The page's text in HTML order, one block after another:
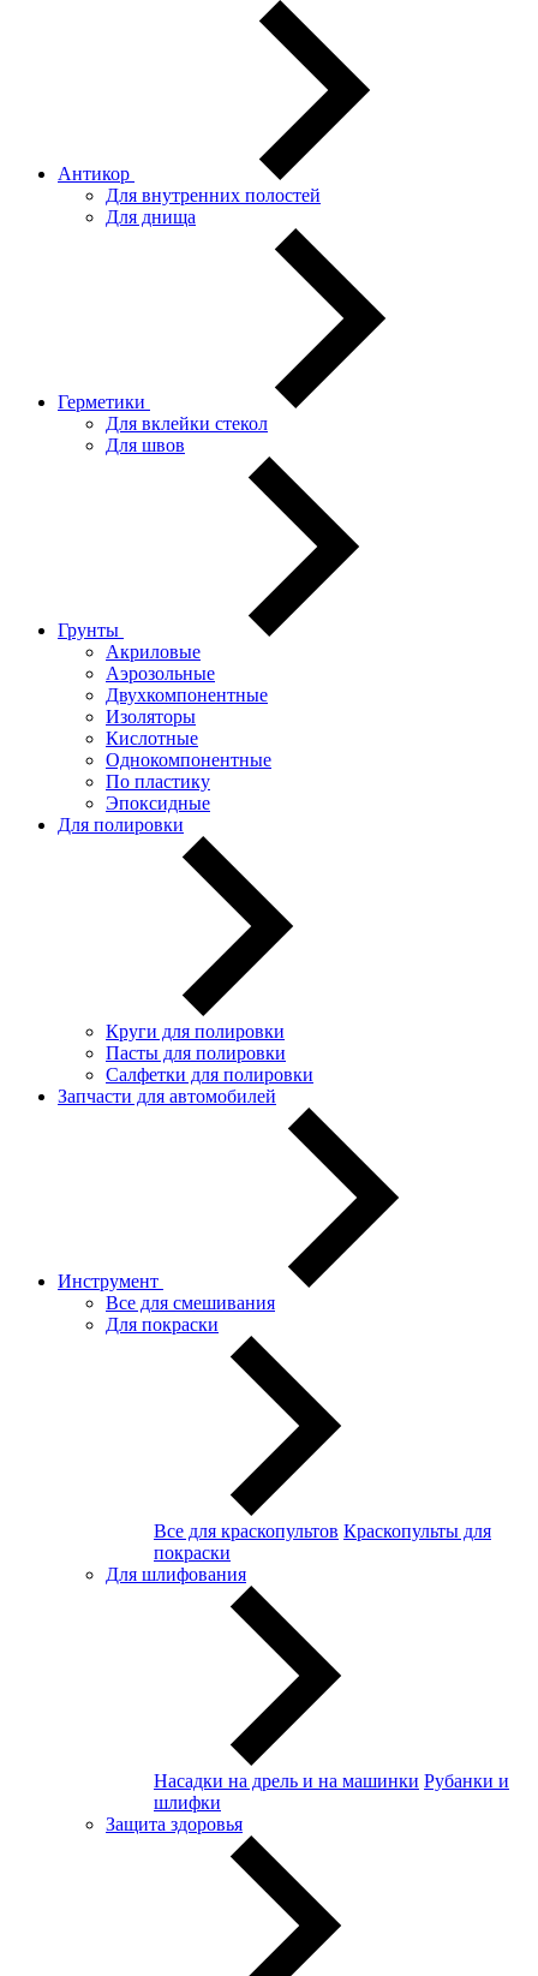
Антикор
Для внутренних полостей
Для днища
Герметики
Для вклейки стекол
Для швов
Грунты
Акриловые
Аэрозольные
Двухкомпонентные
Изоляторы
Кислотные
Однокомпонентные
По пластику
Эпоксидные
Для полировки
Круги для полировки
Пасты для полировки
Салфетки для полировки
Запчасти для автомобилей
Инструмент
Все для смешивания
Для покраски
Все для краскопультов Краскопульты для
покраски
Для шлифования
Насадки на дрель и на машинки Рубанки и
шлифки
Защита здоровья